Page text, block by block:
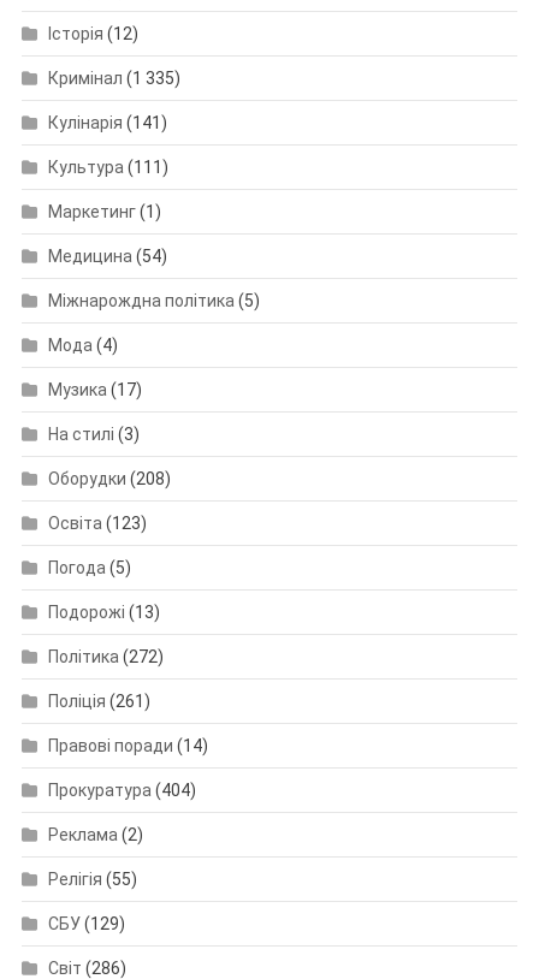
Історія (12)
Кримінал (1 335)
Кулінарія (141)
Культура (111)
Маркетинг(1)
Медицина (54)
Міжнарождна політика (5)
Мода (4)
Музика (17)
На стилі (3)
Оборудки (208)
Освіта (123)
Погода (5)
Подорожі (13)
Політика (272)
Поліція (261)
Правові поради (14)
Прокуратура (404)
Реклама (2)
Релігія (55)
СБУ(129)
Світ (286)